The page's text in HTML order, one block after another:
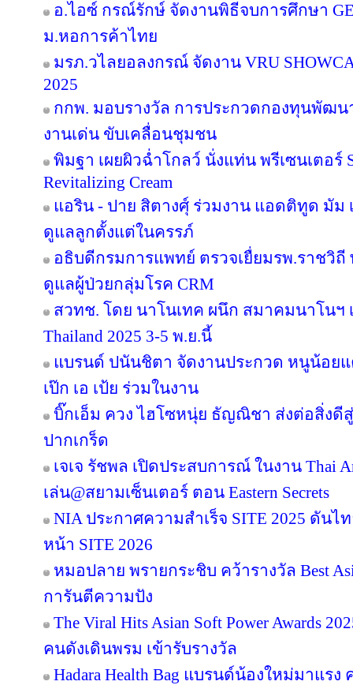
อ.ไอซ์ กรณ์รักษ์ จัดงานพิธีจบการศึกษา
ม.หอการค้าไทย
มรภ.วไลยอลงกรณ์ จัดงาน VRU
2025
กกพ. มอบรางวัล การประกวดกองทุนพัฒน
งานเด่น ขับเคลื่อนชุมชน
พิมฐา เผยผิวฉ่ำโกลว์ นั่งแท่น พรีเซนเตอร์
Revitalizing Cream
แอริน - ปาย สิตางศุ์ ร่วมงาน แอดติทูด มัม
ดูแลลูกตั้งแต่ในครรภ์
อธิบดีกรมการแพทย์ ตรวจเยื่ยมรพ.ราชวิ
ดูแลผู้ป่วยกลุ่มโรค CRM
สวทช. โดย นาโนเทค ผนึก สมาคมนาโนฯ
Thailand 2025 3-5 พ.ย.นี้
แบรนด์ ปนันชิตา จัดงานประกวด หนูน้อยแ
เป๊ก เอ เป้ย ร่วมในงาน
บิ๊กเอ็ม ควง ไฮโซหนุ่ย ธัญณิชา ส่งต่อสิ่งดี
ปากเกร็ด
เจเจ รัชพล เปิดประสบการณ์ ในงาน Thai
เล่น@สยามเซ็นเตอร์ ตอน Eastern Secrets
NIA ประกาศความสำเร็จ SITE 2025 ดัน
หน้า SITE 2026
หมอปลาย พรายกระชิบ คว้ารางวัล Best
การันตีความปัง
The Viral Hits Asian Soft Power Awards
คนดังเดินพรม เข้ารับรางวัล
Hadara Health Bag แบรนด์น้องใหม่มาแรง